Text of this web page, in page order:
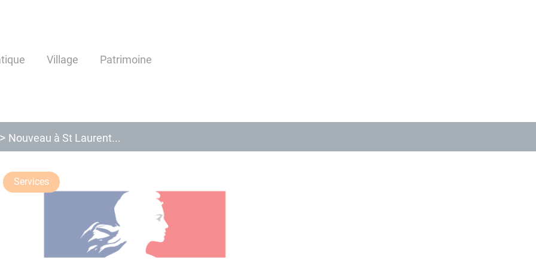
Village Patrimoine
Nouveau à St Laurent...
Services